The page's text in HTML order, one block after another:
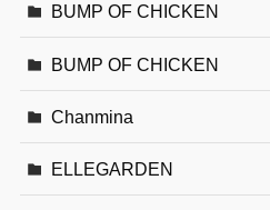
BUMP OF CHICKEN
BUMP OF CHICKEN
Chanmina
ELLEGARDEN